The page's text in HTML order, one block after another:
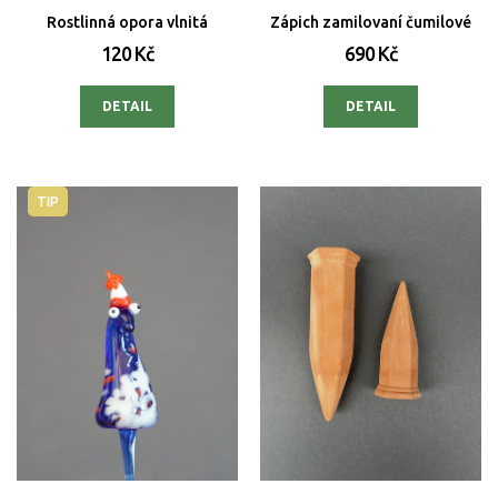
Rostlinná opora vlnitá
120 Kč
DETAIL
Zápich zamilovaní čumilové
690 Kč
DETAIL
TIP